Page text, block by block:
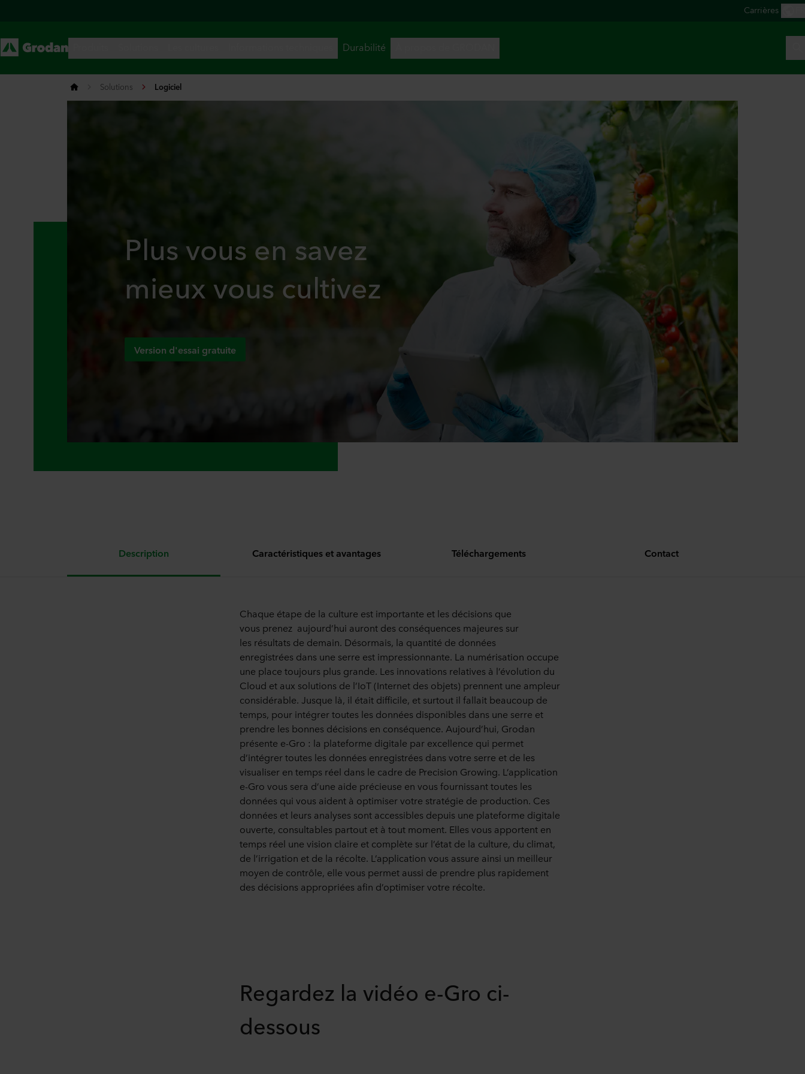
Solutions Logiciel
Plus vous en savez
mieux vous cultivez
Version d'essai gratuite
Description Caractéristiques et avantages Téléchargements Contact
Chaque étape de la culture est importante et les décisions que
vous prenez aujourd’hui auront des conséquences majeures sur
les résultats de demain. Désormais, la quantité de données
enregistrées dans une serre est impressionnante. La numérisation occupe
une place toujours plus grande. Les innovations relatives à l’évolution du
Cloud et aux solutions de l’IoT (Internet des objets) prennent une ampleur
considérable. Jusque là, il était difficile, et surtout il fallait beaucoup de
temps, pour intégrer toutes les données disponibles dans une serre et
prendre les bonnes décisions en conséquence. Aujourd’hui, Grodan
présente e-Gro : la plateforme digitale par excellence qui permet
d’intégrer toutes les données enregistrées dans votre serre et de les
visualiser en temps réel dans le cadre de Precision Growing. L’application
e-Gro vous sera d’une aide précieuse en vous fournissant toutes les
données qui vous aident à optimiser votre stratégie de production. Ces
données et leurs analyses sont accessibles depuis une plateforme digitale
ouverte, consultables partout et à tout moment. Elles vous apportent en
temps réel une vision claire et complète sur l’état de la culture, du climat,
de l’irrigation et de la récolte. L’application vous assure ainsi un meilleur
moyen de contrôle, elle vous permet aussi de prendre plus rapidement
des décisions appropriées afin d’optimiser votre récolte.
Regardez la vidéo e-Gro ci-
dessous